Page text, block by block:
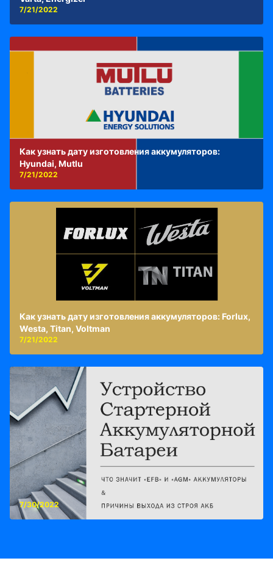
7/21/2022
Как узнать дату изготовления аккумуляторов:
Hyundai, Mutlu
7/21/2022
Как узнать дату изготовления аккумуляторов: Forlux,
Westa, Titan, Voltman
7/21/2022
7/30/2022